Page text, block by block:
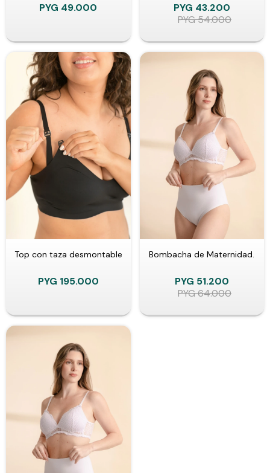
PYG 49.000 PYG 43.200
PYG54.000
Top con taza desmontable
PYG 195.000
Bombacha de Maternidad.
PYG 51.200
PYG64.000